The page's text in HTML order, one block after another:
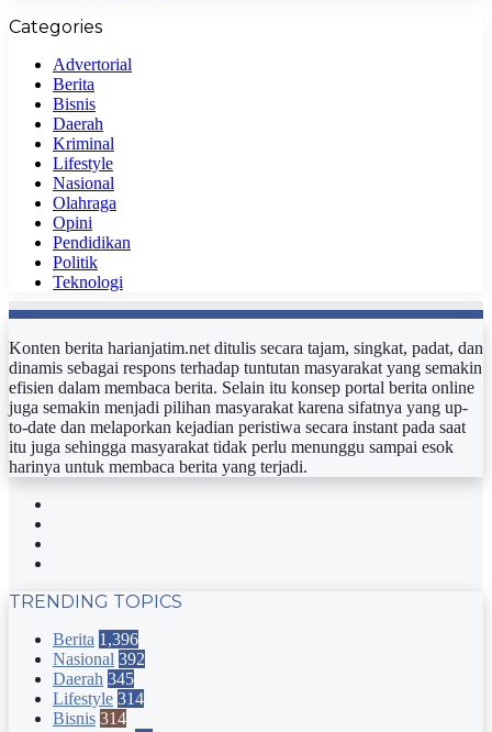
Categories
Advertorial
Berita
Bisnis
Daerah
Kriminal
Lifestyle
Nasional
Olahraga
Opini
Pendidikan
Politik
Teknologi
Konten berita harianjatim.net ditulis secara tajam, singkat, padat, dan
dinamis sebagai respons terhadap tuntutan masyarakat yang semakin
efisien dalam membaca berita. Selain itu konsep portal berita online
juga semakin menjadi pilihan masyarakat karena sifatnya yang up-
to-date dan melaporkan kejadian peristiwa secara instant pada saat
itu juga sehingga masyarakat tidak perlu menunggu sampai esok
harinya untuk membaca berita yang terjadi.
TRENDING TOPICS
Berita 1,396
Nasional 392
Daerah 345
Lifestyle 314
Bisnis 314